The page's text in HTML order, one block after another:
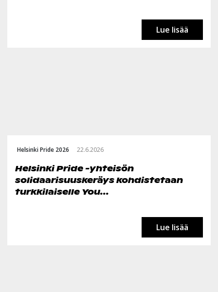
Lue lisää
Helsinki Pride 2026 22.6.2026
Helsinki Pride -yhteisön
solidaarisuuskeräys kohdistetaan
turkkilaiselle You...
Lue lisää